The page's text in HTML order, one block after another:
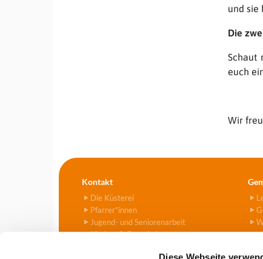
Diese Webseite
und sie
Die
Schaut
euch
Wir
Kontakt
Die Küsterei
Pfarrer*innen
Jugend- und Seniorenarbeit
Kirchen & Gemeindezentren